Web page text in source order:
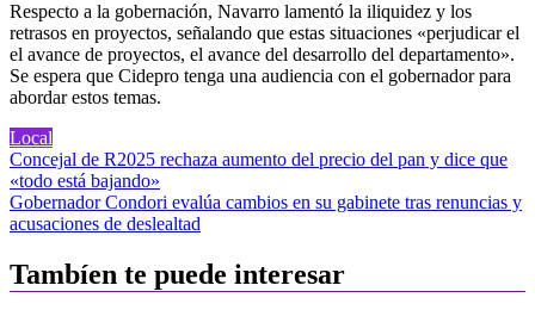
Respecto a la gobernación, Navarro lamentó la iliquidez y los
retrasos en proyectos, señalando que estas situaciones «perjudicar el
el avance de proyectos, el avance del desarrollo del departamento».
Se espera que Cidepro tenga una audiencia con el gobernador para
abordar estos temas.
Local
Navegación
de
entradas
Concejal de R2025 rechaza aumento del precio del pan y dice que
«todo está bajando»
Gobernador Condori evalúa cambios en su gabinete tras renuncias y
acusaciones de deslealtad
Tambíen te puede interesar